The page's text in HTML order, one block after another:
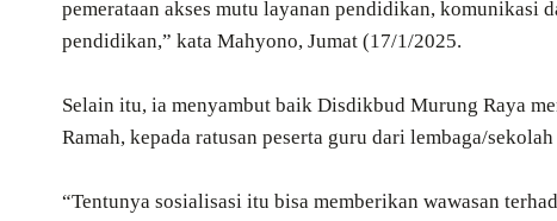
pemerataan akses mutu layanan pendidikan, komunikasi
pendidikan,” kata Mahyono, Jumat (17/1/2025.
Selain itu, ia menyambut baik Disdikbud Murung Raya
Ramah, kepada ratusan peserta guru dari lembaga/
“Tentunya sosialisasi itu bisa memberikan wawasan